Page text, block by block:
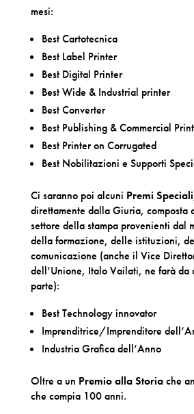
mesi:
Best Cartotecnica
Best Label Printer
Best Digital Printer
Best Wide & Industrial printer
Best Converter
Best Publishing & Commercial
Best Printer on Corrugated
Best Nobilitazioni e Supporti
Ci saranno poi alcuni Premi Speciali
direttamente dalla Giuria, composta
settore della stampa provenienti dal
della formazione, delle istituzioni,
comunicazione (anche il Vice
dell’Unione, Italo Vailati, ne farà da
parte):
Best Technology innovator
Imprenditrice/Imprenditore
Industria Grafica dell’Anno
Oltre a un Premio alla Storiache
che compia 100 anni.